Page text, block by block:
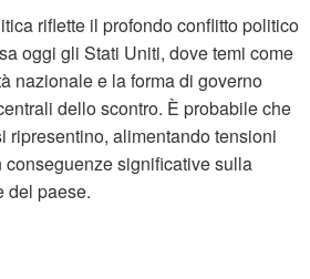
riflette il profondo conflitto politico
oggi gli Stati Uniti, dove temi come
nazionale e la forma di governo
dello scontro. È probabile che
ripresentino, alimentando tensioni
significative sulla
del paese.